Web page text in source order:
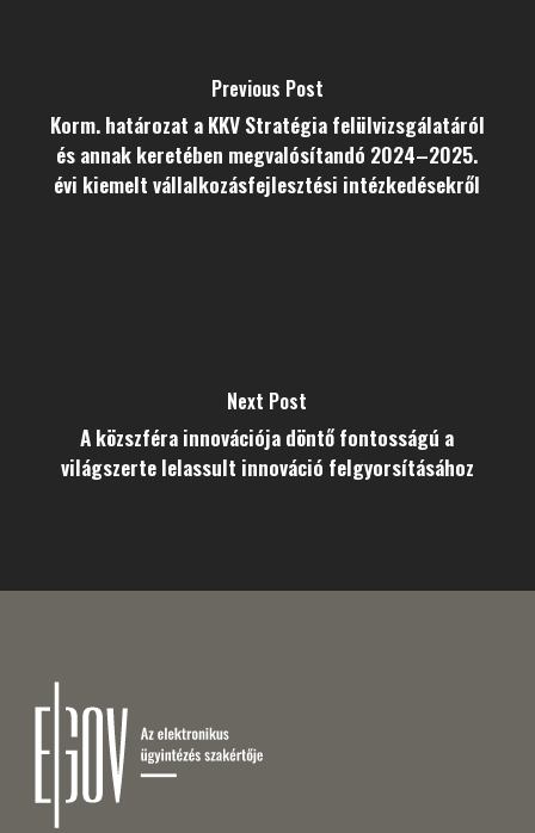
Previous Post
Korm. határozat a KKV Stratégia felülvizsgálatáról
és annak keretében megvalósítandó 2024–2025.
évi kiemelt vállalkozásfejlesztési intézkedésekről
Next Post
A közszféra innovációja döntő fontosságú a
világszerte lelassult innováció felgyorsításához